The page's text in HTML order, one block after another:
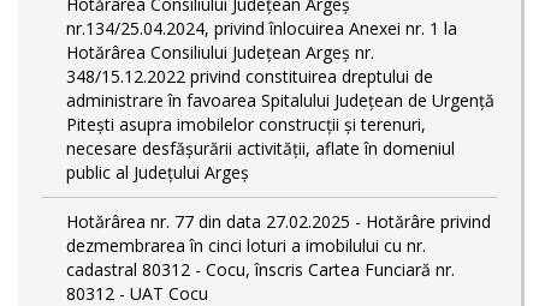
nr.134/25.04.2024, privind înlocuirea Anexei nr. 1 la
Hotărârea Consiliului Județean Argeș nr.
348/15.12.2022 privind constituirea dreptului de
administrare în favoarea Spitalului Județean de Urgență
Pitești asupra imobilelor construcții și terenuri,
necesare desfășurării activității, aflate în domeniul
public al Județului Argeș
Hotărârea nr. 77 din data 27.02.2025 - Hotărâre privind
dezmembrarea în cinci loturi a imobilului cu nr.
cadastral 80312 - Cocu, înscris Cartea Funciară nr.
80312 - UAT Cocu